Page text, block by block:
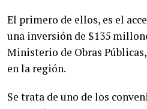
El primero de ellos, es el
una inversión de $135
Ministerio de Obras
en la región.
Se trata de uno de los